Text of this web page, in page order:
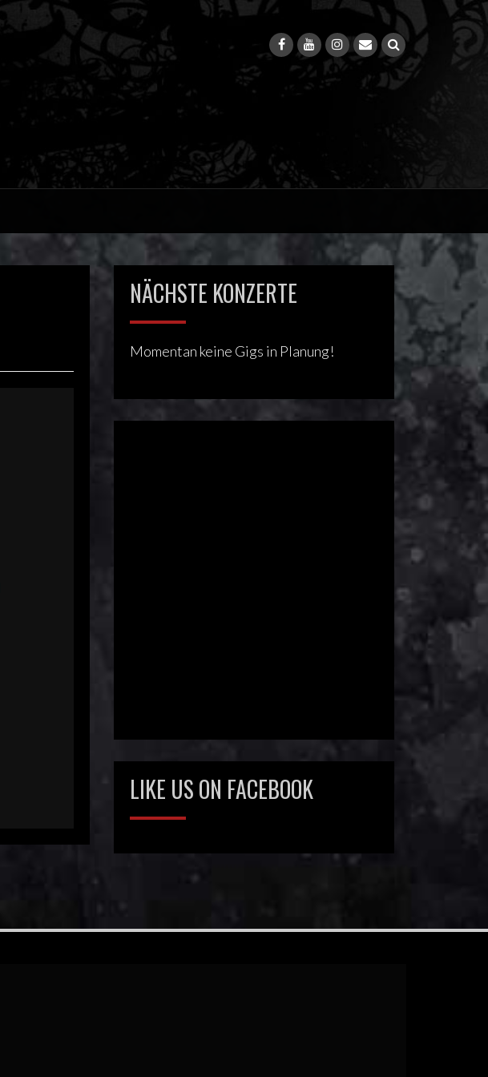
NÄCHSTE KONZERTE
Momentan keine Gigs in Planung!
LIKE US ON FACEBOOK